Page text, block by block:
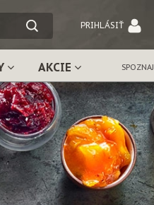
HĽADANÝ
VÝRAZ
PRIHLÁSIŤ
AKCIE SPOZNAJ